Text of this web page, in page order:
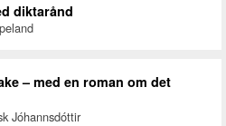
diktarånd
– med en roman om det
Jóhannsdóttir